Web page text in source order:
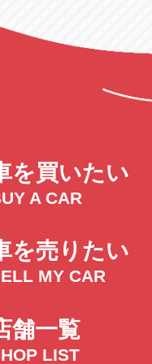
を買いたい
A CAR
を売りたい
MY CAR
舗一覧
LIST